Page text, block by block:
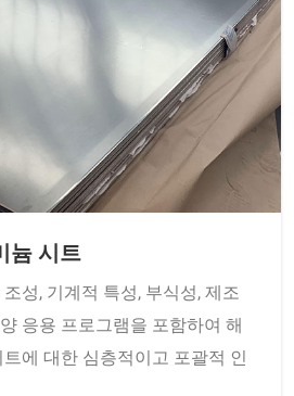
늄 시트
응용 프로그램을 포함하여 해
에 대한 심층적이고 포괄적 인